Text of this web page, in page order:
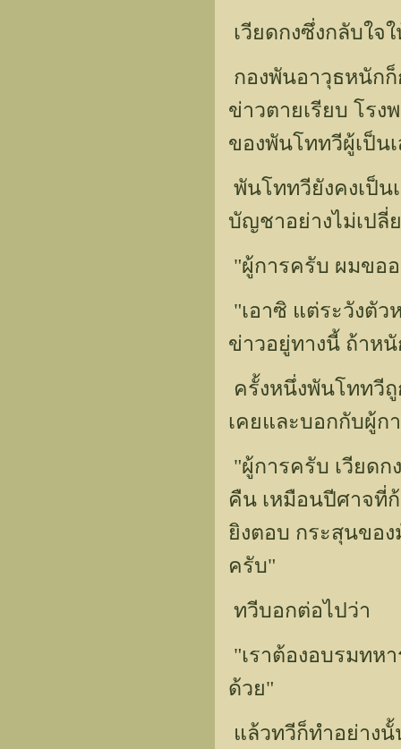
เวียดกงซึ่งกลับใจ
กองพันอาวุธหนัก
ข่าวตายเรียบ โร
ของพันโททวีผู้เป็น
พันโททวียังคงเป็
บัญชาอย่างไม่เปลี่
"ผู้การครับ ผมขอ
"เอาซิ แต่ระวังตั
ข่าวอยู่ทางนี้ ถ้าห
ครั้งหนึ่งพันโททวี
เคยและบอกกับผู้ก
"ผู้การครับ เวียด
คืน เหมือนปีศาจที่
ยิงตอบ กระสุนขอ
ครับ"
ทวีบอกต่อไปว่า
"เราต้องอบรมทห
ด้วย"
แล้วทวีก็ทำอย่าง